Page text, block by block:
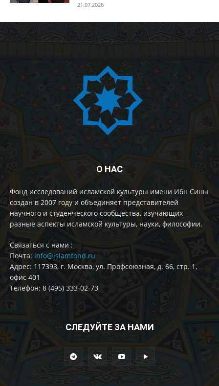
21.07.2026
О НАС
Фонд исследований исламской культуры имени Ибн Сины
создан в 2007 году и объединяет представителей
научного и студенческого сообщества, изучающих
разные аспекты исламской культуры, науки, философии.
Cвязаться с нами :
Почта: info@islamfond.ru
Адрес: 117393, г. Москва, ул. Профсоюзная, д. 66, стр. 1,
офис 401
Телефон: 8 (495) 333-02-73
СЛЕДУЙТЕ ЗА НАМИ